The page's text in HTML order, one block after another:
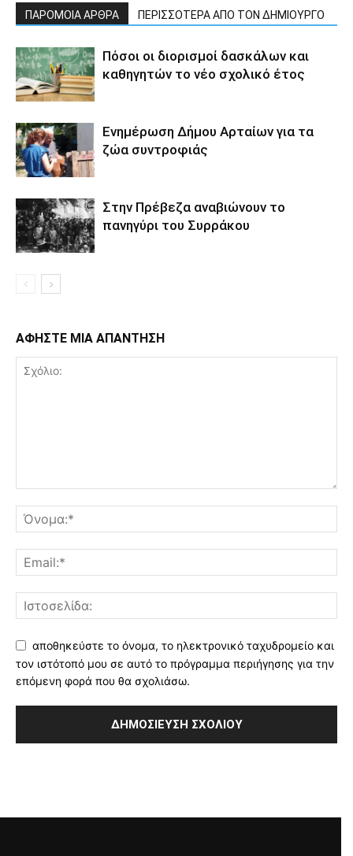
ΠΑΡΟΜΟΙΑ ΑΡΘΡΑ ΠΕΡΙΣΣΟΤΕΡΑ ΑΠΟ ΤΟΝ ΔΗΜΙΟΥΡΓΟ
Πόσοι οι διορισμοί δασκάλων και
καθηγητών το νέο σχολικό έτος
Ενημέρωση Δήμου Αρταίων για τα
ζώα συντροφιάς
Στην Πρέβεζα αναβιώνουν το
πανηγύρι του Συρράκου
ΑΦΗΣΤΕ ΜΙΑ ΑΠΑΝΤΗΣΗ
αποθηκεύστε το όνομα, το ηλεκτρονικό ταχυδρομείο και
τον ιστότοπό μου σε αυτό το πρόγραμμα περιήγησης για την
επόμενη φορά που θα σχολιάσω.